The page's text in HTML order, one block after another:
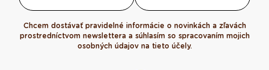
Chcem dostávať pravidelné informácie o novinkách a zľavách
prostredníctvom newslettera a súhlasím so spracovaním mojich
osobných údajov na tieto účely.